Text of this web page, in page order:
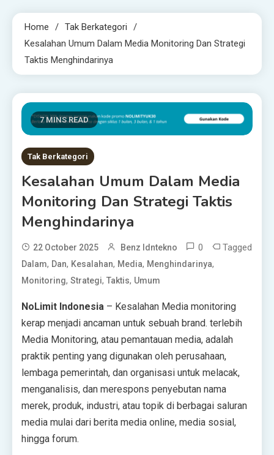
Home
Tak Berkategori
Kesalahan Umum Dalam Media Monitoring Dan Strategi
Taktis Menghindarinya
7 MINS READ
Tak Berkategori
Kesalahan Umum Dalam Media
Monitoring Dan Strategi Taktis
Menghindarinya
22 October 2025 Benz Idntekno 0 Tagged
Dalam, Dan, Kesalahan, Media, Menghindarinya,
Monitoring, Strategi, Taktis, Umum
NoLimit Indonesia – Kesalahan Media monitoring
kerap menjadi ancaman untuk sebuah brand. terlebih
Media Monitoring, atau pemantauan media, adalah
praktik penting yang digunakan oleh perusahaan,
lembaga pemerintah, dan organisasi untuk melacak,
menganalisis, dan merespons penyebutan nama
merek, produk, industri, atau topik di berbagai saluran
media mulai dari berita media online, media sosial,
hingga forum.